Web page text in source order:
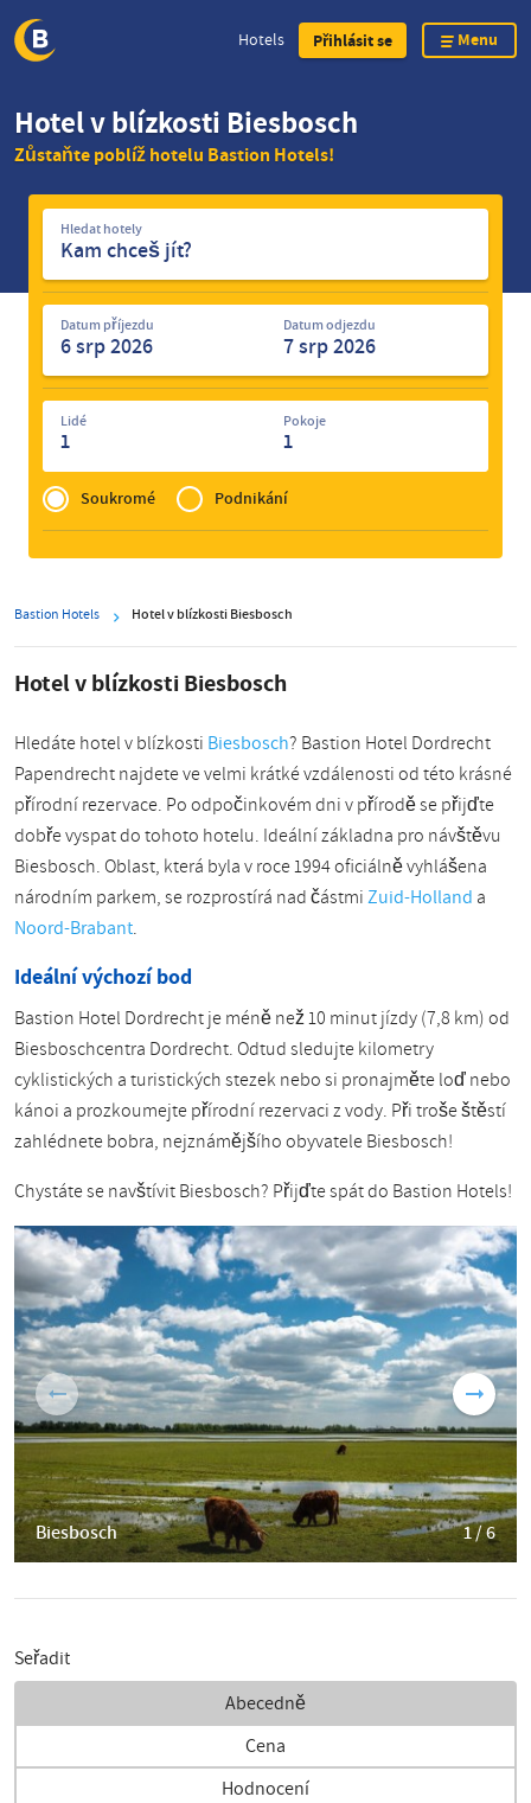
main
Hotels Přihlásit se Menu
Hotel v blízkosti Biesbosch
Zůstaňte poblíž hotelu Bastion Hotels!
Hledat
hotelyHledat hotely
Datum příjezdu Datum odjezdu
Lidé
1
Pokoje
1
Privé
of
Zakelijk
Soukromé Podnikání
Bastion Hotels Hotel v blízkosti Biesbosch
Hotel v blízkosti Biesbosch
Hledáte hotel v blízkosti Biesbosch? Bastion Hotel Dordrecht
Papendrecht najdete ve velmi krátké vzdálenosti od této krásné
přírodní rezervace. Po odpočinkovém dni v přírodě se přijďte
dobře vyspat do tohoto hotelu. Ideální základna pro návštěvu
Biesbosch. Oblast, která byla v roce 1994 oficiálně vyhlášena
národním parkem, se rozprostírá nad částmiZuid-Holland a
Noord-Brabant.
Ideální výchozí bod
Bastion Hotel Dordrecht je méně než 10 minut jízdy (7,8 km) od
Biesboschcentra Dordrecht. Odtud sledujte kilometry
cyklistických a turistických stezek nebo si pronajměte loď nebo
kánoi a prozkoumejte přírodní rezervaci z vody. Při troše štěstí
zahlédnete bobra, nejznámějšího obyvatele Biesbosch!
Chystáte se navštívit Biesbosch? Přijďte spát do Bastion Hotels!
Biesbosch 1 / 6
Seřadit
Abecedně
Cena
Hodnocení